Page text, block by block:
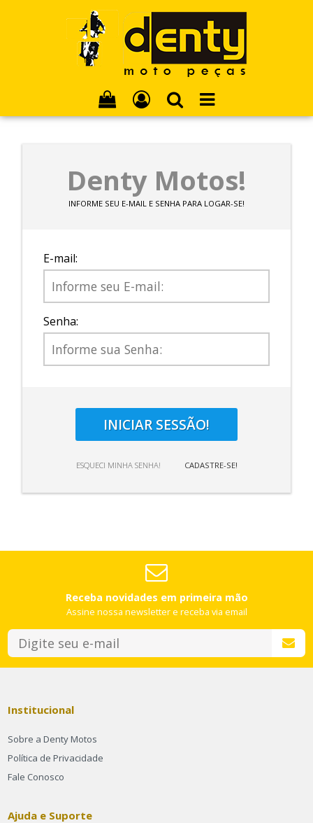
Denty Motos!
INFORME SEU E-MAIL E SENHA PARA LOGAR-SE!
E-mail:
Senha:
INICIAR SESSÃO!
ESQUECI MINHA SENHA! CADASTRE-SE!
Receba novidades em primeira mão
Assine nossa newsletter e receba via email
Institucional
Sobre a Denty Motos
Política de Privacidade
Fale Conosco
Ajuda e Suporte